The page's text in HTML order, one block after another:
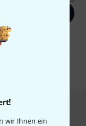
wir Ihnen ein
dem Erhalt von E-Mail-
zu. Die
finden Sie in